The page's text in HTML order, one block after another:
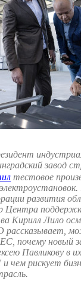
завод
тестовое
развития
Центра
Кирилл Лило
рассказывает,
ЕС, почему новый
Павликову в
чем рискует